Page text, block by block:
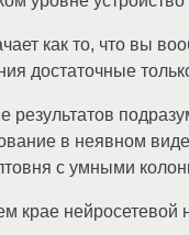
как то, что вы
достаточные
результатов
в неявном
с умными
крае нейросетевой